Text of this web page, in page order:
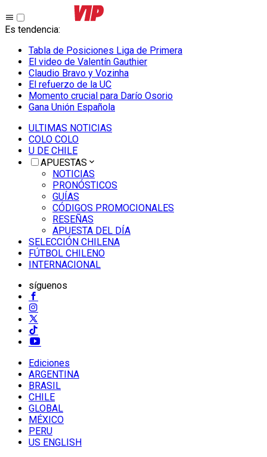
Es tendencia:
Tabla de Posiciones Liga de Primera
El video de Valentín Gauthier
Claudio Bravo y Vozinha
El refuerzo de la UC
Momento crucial para Darío Osorio
Gana Unión Española
ULTIMAS NOTICIAS
COLO COLO
U DE CHILE
APUESTAS
NOTICIAS
PRONÓSTICOS
GUÍAS
CÓDIGOS PROMOCIONALES
RESEÑAS
APUESTA DEL DÍA
SELECCIÓN CHILENA
FÚTBOL CHILENO
INTERNACIONAL
síguenos
Ediciones
ARGENTINA
BRASIL
CHILE
GLOBAL
MÉXICO
PERU
US ENGLISH